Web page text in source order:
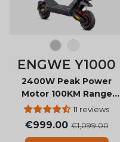
SilverΜαύρος
ENGWE Y1000
2400W Peak Power
Motor 100KM Range
Foldable Electric
Scooter
11 reviews
€999.00€1,099.00